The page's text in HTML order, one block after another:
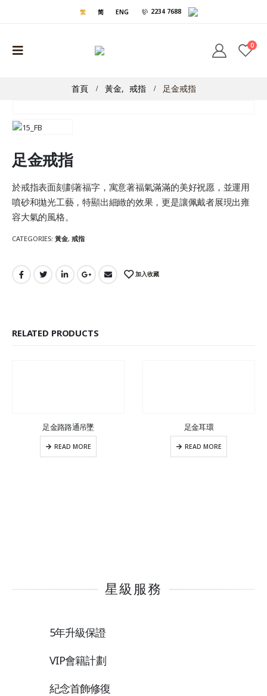
繁 简 ENG 2234 7688
0
首頁 黃金, 戒指 足金戒指
足金戒指
於戒指表面刻劃著福字，寓意著福氣滿滿的美好祝愿，並運用
噴砂和拋光工藝，特顯出細緻的效果，更是讓佩戴者展現出雍
容大氣的風格。
CATEGORIES: 黃金, 戒指
加入收藏
RELATED PRODUCTS
足金路路通吊墜
READ MORE
足金耳環
READ MORE
星級服務
5年升級保證
VIP會籍計劃
紀念首飾修復